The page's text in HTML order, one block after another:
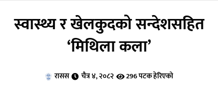
स्वास्थ्य र खेलकुदको सन्देशसहित
‘मिथिला कला’
रासस चैत्र ४, २०८२ 296 पटक हेरिएको